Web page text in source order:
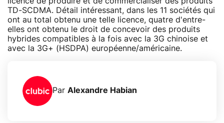
TD-SCDMA. Détail intéressant, dans les 11 sociétés qui
ont au total obtenu une telle licence, quatre d'entre-
elles ont obtenu le droit de concevoir des produits
hybrides compatibles à la fois avec la 3G chinoise et
avec la 3G+ (HSDPA) européenne/américaine.
Par Alexandre Habian